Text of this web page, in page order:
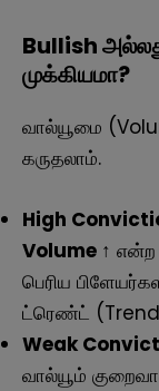
Bullish
முக்கியமா?
வால்யூமை
கருதலாம்.
High
Volume ↑ என்ற
பெரிய
ட்ரெண்ட்
Weak
வால்யூம்